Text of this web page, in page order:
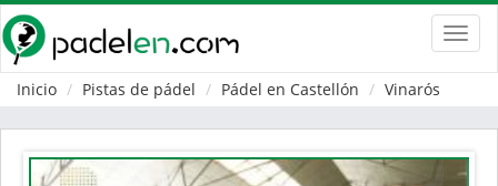
Inicio
Pistas de pádel Pádel en Castellón Vinarós